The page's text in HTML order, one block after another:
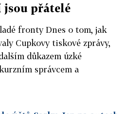
přátelé
fronty Dnes o tom, jak
Cupkovy tiskové zprávy,
důkazem úzké
správcem a